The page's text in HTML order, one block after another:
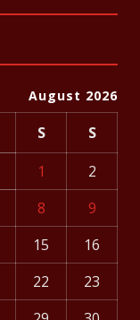
August 2026
S
S
1
2
8
9
15
16
22
23